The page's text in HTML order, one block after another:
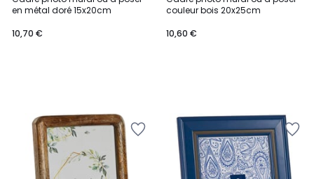
en métal doré 15x20cm
10,70 €
couleur bois 20x25cm
10,60 €